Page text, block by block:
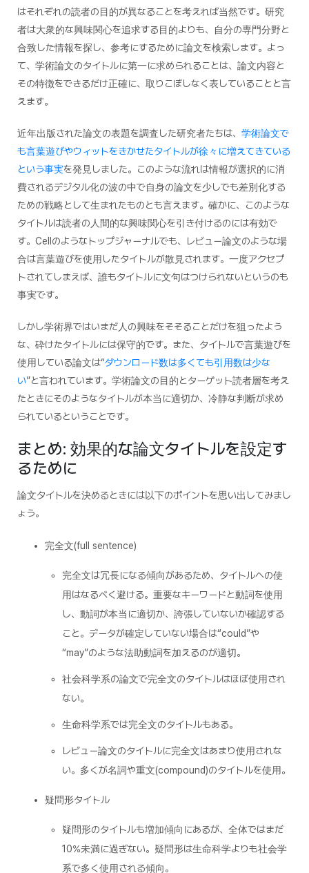
はそれぞれの読者の目的が異なることを考えれば当然です。研究
者は大衆的な興味関心を追求する目的よりも、自分の専門分野と
合致した情報を探し、参考にするために論文を検索します。よっ
て、学術論文のタイトルに第一に求められることは、論文内容と
その特徴をできるだけ正確に、取りこぼしなく表していることと言
えます。
近年出版された論文の表題を調査した研究者たちは、 学術論文で
も言葉遊びやウィットをきかせたタイトルが徐々に増えてきている
という事実を発見しました。このような流れは情報が選択的に消
費されるデジタル化の波の中で自身の論文を少しでも差別化する
ための戦略として生まれたものとも言えます。確かに、このような
タイトルは読者の人間的な興味関心を引き付けるのには有効で
す。Cellのようなトップジャーナルでも、レビュー論文のような場
合は言葉遊びを使用したタイトルが散見されます。一度アクセプ
トされてしまえば、誰もタイトルに文句はつけられないというのも
事実です。
しかし学術界ではいまだ人の興味をそそることだけを狙ったよう
な、砕けたタイトルには保守的です。また、タイトルで言葉遊びを
使用している論文は“ダウンロード数は多くても引用数は少な
い”と言われています。学術論文の目的とターゲット読者層を考え
たときにそのようなタイトルが本当に適切か、冷静な判断が求め
られているということです。
まとめ: 効果的な論文タイトルを設定す
るために
論文タイトルを決めるときには以下のポイントを思い出してみまし
ょう。
完全文(full sentence)
完全文は冗長になる傾向があるため、タイトルへの使
用はなるべく避ける。重要なキーワードと動詞を使用
し、動詞が本当に適切か、誇張していないか確認する
こと。データが確定していない場合は“could”や
“may”のような法助動詞を加えるのが適切。
社会科学系の論文で完全文のタイトルはほぼ使用され
ない。
生命科学系では完全文のタイトルもある。
レビュー論文のタイトルに完全文はあまり使用されな
い。多くが名詞や重文(compound)のタイトルを使用。
疑問形タイトル
疑問形のタイトルも増加傾向にあるが、全体ではまだ
10%未満に過ぎない。疑問形は生命科学よりも社会学
系で多く使用される傾向。